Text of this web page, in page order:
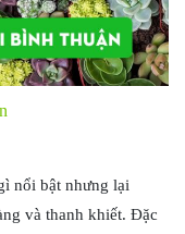
nổi bật nhưng lại
và thanh khiết. Đặc